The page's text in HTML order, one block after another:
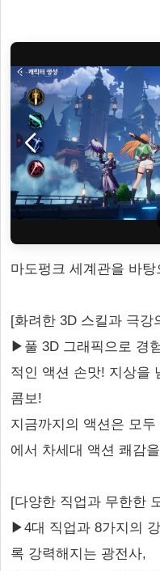
마도펑크 세계관을 바
[화려한 3D 스킬과 극강
▶풀 3D 그래픽으로 경
적인 액션 손맛! 지상을
콤보!
지금까지의 액션은 모
에서 차세대 액션 쾌감
[다양한 직업과 무한한
▶4대 직업과 8가지의
록 강력해지는 광전사,